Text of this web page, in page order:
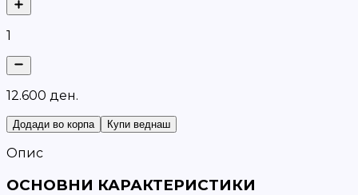
1
12.600 ден.
Додади во корпа Купи веднаш
Опис
ОСНОВНИ КАРАКТЕРИСТИКИ